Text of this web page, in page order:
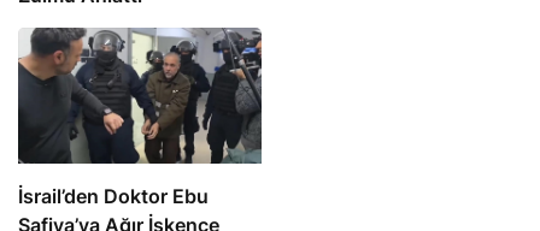
İsrail’den Doktor Ebu
Safiya’ya Ağır İşkence